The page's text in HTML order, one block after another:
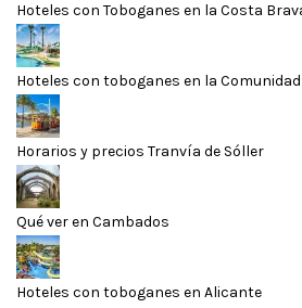
Hoteles con Toboganes en la Costa
Hoteles con toboganes en la
Horarios y precios Tranvía de Sóller
Qué ver en Cambados
Hoteles con toboganes en Alicante